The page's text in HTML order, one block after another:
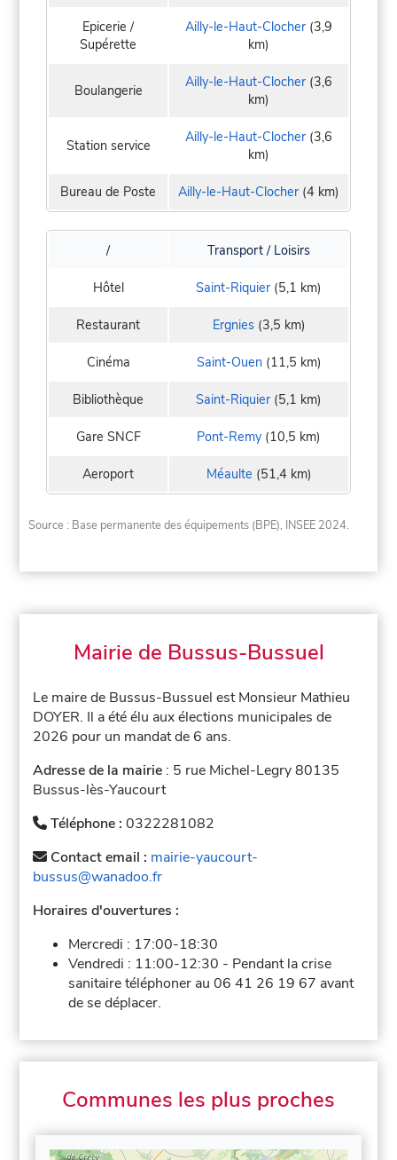
Epicerie /
Supérette
Ailly-le-Haut-Clocher (3,9
km)
Boulangerie Ailly-le-Haut-Clocher (3,6
km)
Station service Ailly-le-Haut-Clocher (3,6
km)
Bureau de Poste Ailly-le-Haut-Clocher (4 km)
/ Transport / Loisirs
Hôtel Saint-Riquier (5,1 km)
Restaurant Ergnies(3,5 km)
Cinéma Saint-Ouen(11,5 km)
Bibliothèque Saint-Riquier (5,1 km)
Gare SNCF Pont-Remy (10,5 km)
Aeroport Méaulte (51,4 km)
Source : Base permanente des équipements (BPE), INSEE 2024.
Mairie de Bussus-Bussuel
Le maire de Bussus-Bussuel est Monsieur Mathieu
DOYER. Il a été élu aux élections municipales de
2026 pour un mandat de 6 ans.
Adresse de la mairie : 5 rue Michel-Legry 80135
Bussus-lès-Yaucourt
Téléphone :0322281082
Contact email : mairie-yaucourt-
bussus@wanadoo.fr
Horaires d'ouvertures :
Mercredi : 17:00-18:30
Vendredi : 11:00-12:30 - Pendant la crise
sanitaire téléphoner au 06 41 26 19 67 avant
de se déplacer.
Communes les plus proches